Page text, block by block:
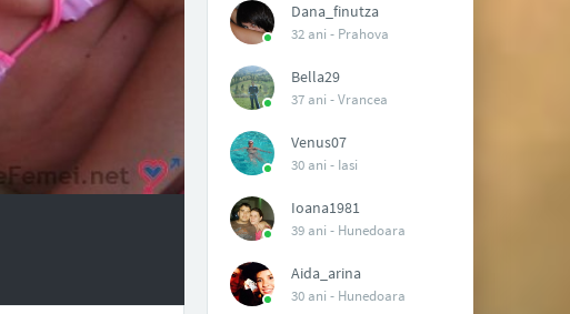
Dana_finutza
32 ani - Prahova
Bella29
37 ani -Vrancea
Venus07
30 ani - Iasi
Ioana1981
39 ani - Hunedoara
Aida_arina
30 ani - Hunedoara